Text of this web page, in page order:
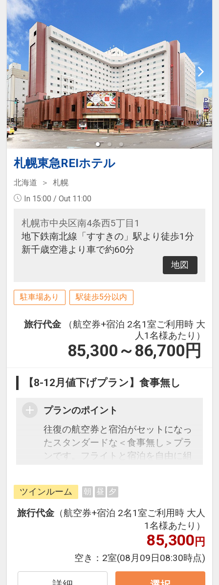
札幌東急REIホテル
北海道
札幌
In 15:00 / Out 11:00
札幌市中央区南4条西5丁目1
地下鉄南北線「すすきの」駅より徒歩1分
新千歳空港より車で約60分
地図
駐車場あり 駅徒歩5分以内
旅行代金
（航空券+宿泊 2名1室ご利用時 大
人1名様あたり）
85,300～86,700 円
【8-12月値下げプラン】食事無し
プランのポイント
往復の航空券と宿泊がセットになっ
たスタンダードな＜食事無し＞プラ
ンです。フライトと宿泊を自由に組
ージだから、一都市滞在はもちろん
周遊旅行にも最適！
旅行期間中の1泊だけの宿泊や延
泊・飛び泊なども自由自在です。
フライトは、安心のJAL（または
JALグループ）確約！フライトマイ
ル50%貯まります。
オプションでレンタカーや現地交
ツインルーム 朝 昼 夕
旅行代金 （航空券+宿泊 2名1室ご利用時 大人
1名様あたり）
85,300円
空き： 2室(08月09日08:30時点)